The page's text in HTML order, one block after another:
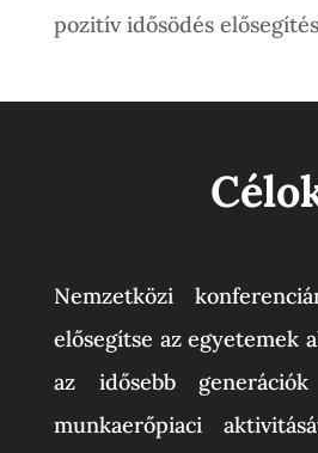
pozitív idősödés
Nemzetközi
elősegítse az egyetemek
az idősebb
munkaerőpiaci